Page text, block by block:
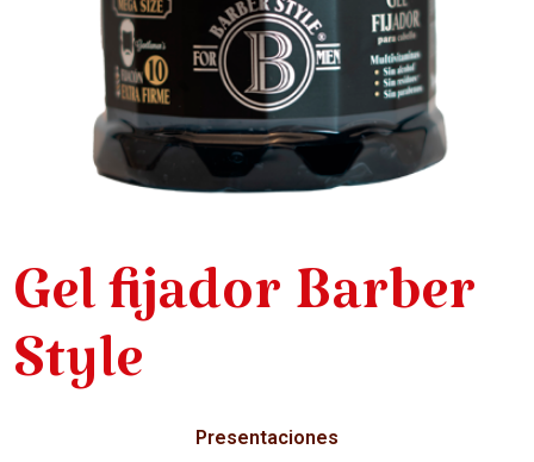
Gel fijador Barber
Style
Presentaciones